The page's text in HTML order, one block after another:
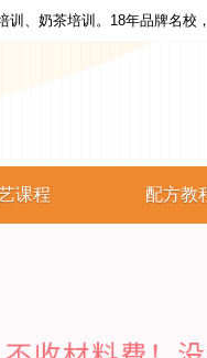
、奶茶培训。18年品牌名校
课程 配方教